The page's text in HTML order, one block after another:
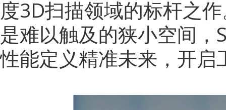
度3D扫描领域的标杆之
是难以触及的狭小空间，
性能定义精准未来，开启